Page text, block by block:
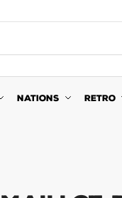
NATIONS RETRO